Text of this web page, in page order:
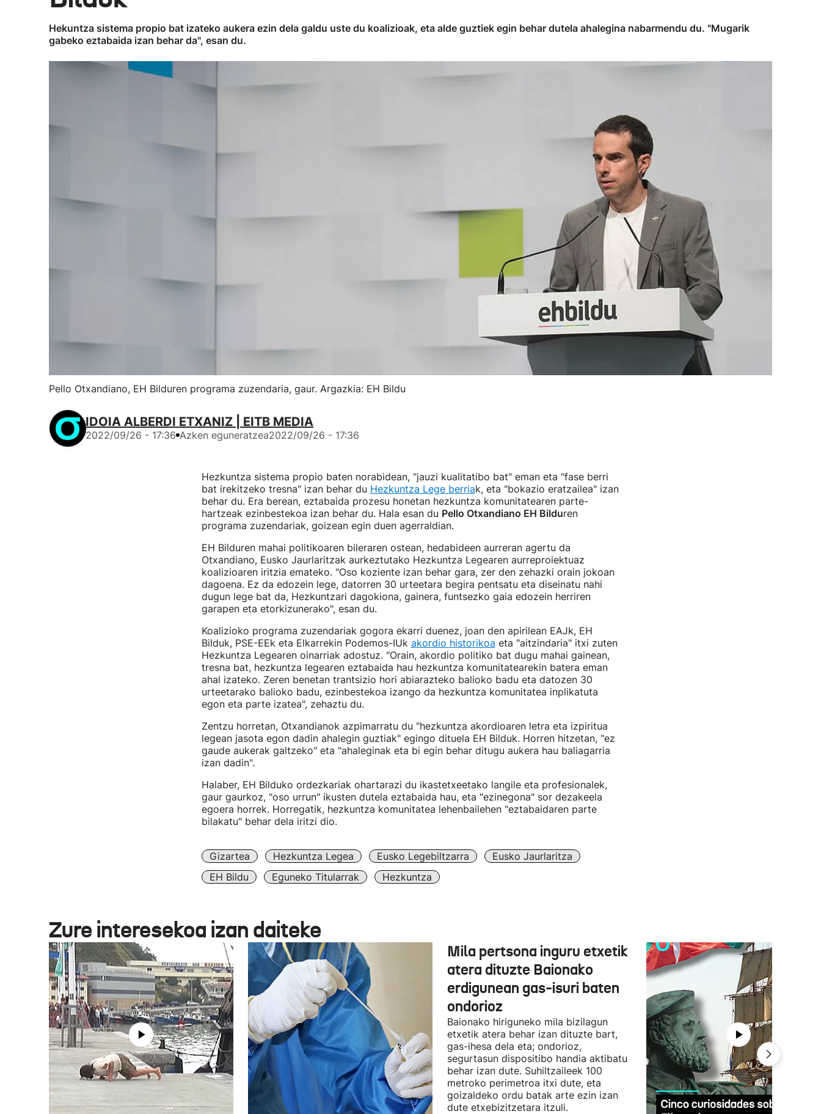
Hekuntza sistema propio bat izateko aukera ezin dela galdu uste du koalizioak, eta alde guztiek egin behar dutela ahalegina nabarmendu du. "Mugarik
gabeko eztabaida izan behar da", esan du.
Pello Otxandiano, EH Bilduren programa zuzendaria, gaur. Argazkia: EH Bildu
IDOIA ALBERDI ETXANIZ | EITB MEDIA
2022/09/26 - 17:36 Azken eguneratzea2022/09/26 - 17:36
Hezkuntza sistema propio baten norabidean, "jauzi kualitatibo bat" eman eta "fase berri
bat irekitzeko tresna" izan behar du Hezkuntza Lege berriak, eta "bokazio eratzailea" izan
behar du. Era berean, eztabaida prozesu honetan hezkuntza komunitatearen parte-
hartzeak ezinbestekoa izan behar du. Hala esan du Pello Otxandiano EH Bilduren
programa zuzendariak, goizean egin duen agerraldian.
EH Bilduren mahai politikoaren bileraren ostean, hedabideen aurreran agertu da
Otxandiano, Eusko Jaurlaritzak aurkeztutako Hezkuntza Legearen aurreproiektuaz
koalizioaren iritzia emateko. "Oso koziente izan behar gara, zer den zehazki orain jokoan
dagoena. Ez da edozein lege, datorren 30 urteetara begira pentsatu eta diseinatu nahi
dugun lege bat da, Hezkuntzari dagokiona, gainera, funtsezko gaia edozein herriren
garapen eta etorkizunerako", esan du.
Koalizioko programa zuzendariak gogora ekarri duenez, joan den apirilean EAJk, EH
Bilduk, PSE-EEk eta Elkarrekin Podemos-IUk akordio historikoa eta "aitzindaria" itxi zuten
Hezkuntza Legearen oinarriak adostuz. "Orain, akordio politiko bat dugu mahai gainean,
tresna bat, hezkuntza legearen eztabaida hau hezkuntza komunitatearekin batera eman
ahal izateko. Zeren benetan trantsizio hori abiarazteko balioko badu eta datozen 30
urteetarako balioko badu, ezinbestekoa izango da hezkuntza komunitatea inplikatuta
egon eta parte izatea", zehaztu du.
Zentzu horretan, Otxandianok azpimarratu du "hezkuntza akordioaren letra eta izpiritua
legean jasota egon dadin ahalegin guztiak" egingo dituela EH Bilduk. Horren hitzetan, "ez
gaude aukerak galtzeko" eta "ahaleginak eta bi egin behar ditugu aukera hau baliagarria
izan dadin".
Halaber, EH Bilduko ordezkariak ohartarazi du ikastetxeetako langile eta profesionalek,
gaur gaurkoz, "oso urrun" ikusten dutela eztabaida hau, eta "ezinegona" sor dezakeela
egoera horrek. Horregatik, hezkuntza komunitatea lehenbailehen "eztabaidaren parte
bilakatu" behar dela iritzi dio.
Gizartea Hezkuntza Legea Eusko Legebiltzarra
Eusko Jaurlaritza
EH Bildu
Eguneko Titularrak Hezkuntza
Zure interesekoa izan daiteke
Mila pertsona inguru etxetik
atera dituzte Baionako
erdigunean gas-isuri baten
ondorioz
Baionako hiriguneko mila bizilagun
etxetik atera behar izan dituzte bart,
gas-ihesa dela eta; ondorioz,
segurtasun dispositibo handia aktibatu
behar izan dute. Suhiltzaileek 100
metroko perimetroa itxi dute, eta
goizaldeko ordu batak arte ezin izan
dute etxebizitzetara itzuli.